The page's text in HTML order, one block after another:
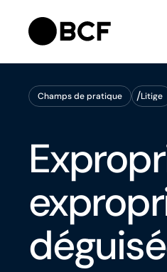
Champs de pratique
Litige